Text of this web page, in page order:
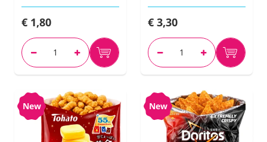
€ 1,80 € 3,30
New New